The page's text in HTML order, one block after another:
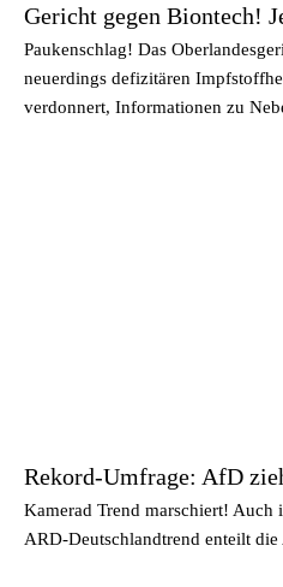
Gericht gegen Biontech!
Paukenschlag! Das
neuerdings defizitären
verdonnert, Informationen zu
Rekord-Umfrage: AfD
Kamerad Trend marschiert!
ARD-Deutschlandtrend enteilt